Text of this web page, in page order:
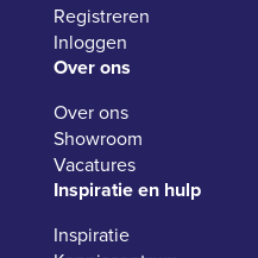
Registreren
Inloggen
Over ons
Over ons
Showroom
Vacatures
Inspiratie en hulp
Inspiratie